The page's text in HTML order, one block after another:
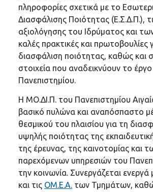
πληροφορίες σχετικά με το
Διασφάλισης Ποιότητας (Ε.Σ.Δ.Π.),
αξιολόγησης του Ιδρύματος και
καλές πρακτικές και πρωτοβουλίες
διασφάλιση ποιότητας, καθώς και
στοιχεία που αναδεικνύουν το
Πανεπιστημίου.
Η ΜΟ.ΔΙ.Π. του Πανεπιστημίου
βασικό πυλώνα και αναπόσπαστο
θεσμικού του πλαισίου για τη
υψηλής ποιότητας της
της έρευνας, της καινοτομίας και
παρεχόμενων υπηρεσιών του
την κοινωνία. Συνεργάζεται ενεργά
και τις ΟΜ.Ε.Α. των Τμημάτων,